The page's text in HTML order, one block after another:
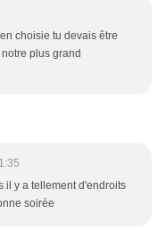
choisie tu devais être
plus grand
il y a tellement d'endroits
soirée